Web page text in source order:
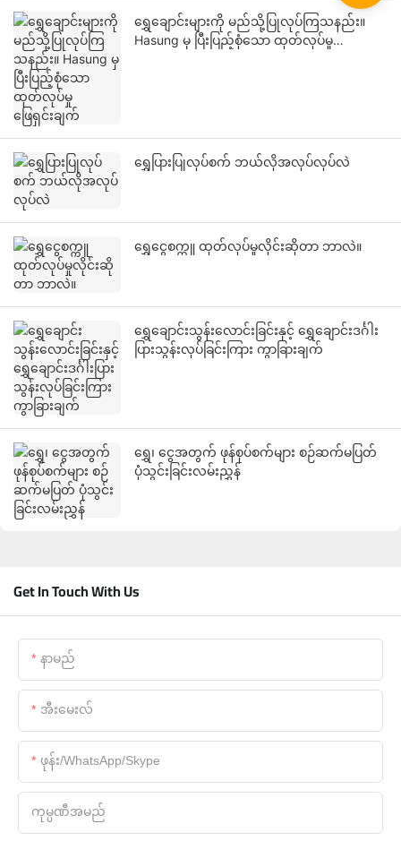
ရွှေချောင်းများကို မည်သို့ပြုလုပ်ကြသနည်း။
Hasung မှ ပြီးပြည့်စုံသော ထုတ်လုပ်မှု
ရွှေပြားပြုလုပ်စက် ဘယ်လိုအလုပ်လုပ်လဲ
ရွှေငွေစက္ကူ ထုတ်လုပ်မှုလိုင်းဆိုတာ ဘာလဲ။
ရွှေချောင်းသွန်းလောင်းခြင်းနှင့် ရွှေချောင်းဒင်္ဂါး
ပြားသွန်းလုပ်ခြင်းကြား ကွာခြားချက်
ရွှေ၊ ငွေအတွက် ဖုန်စုပ်စက်များ စဉ်ဆက်မပြတ်
ပုံသွင်းခြင်းလမ်းညွှန်
Get In Touch With Us
နာမည်
အီးမေးလ်
ဖုန်း/WhatsApp/Skype
ကုမ္ပဏီအမည်